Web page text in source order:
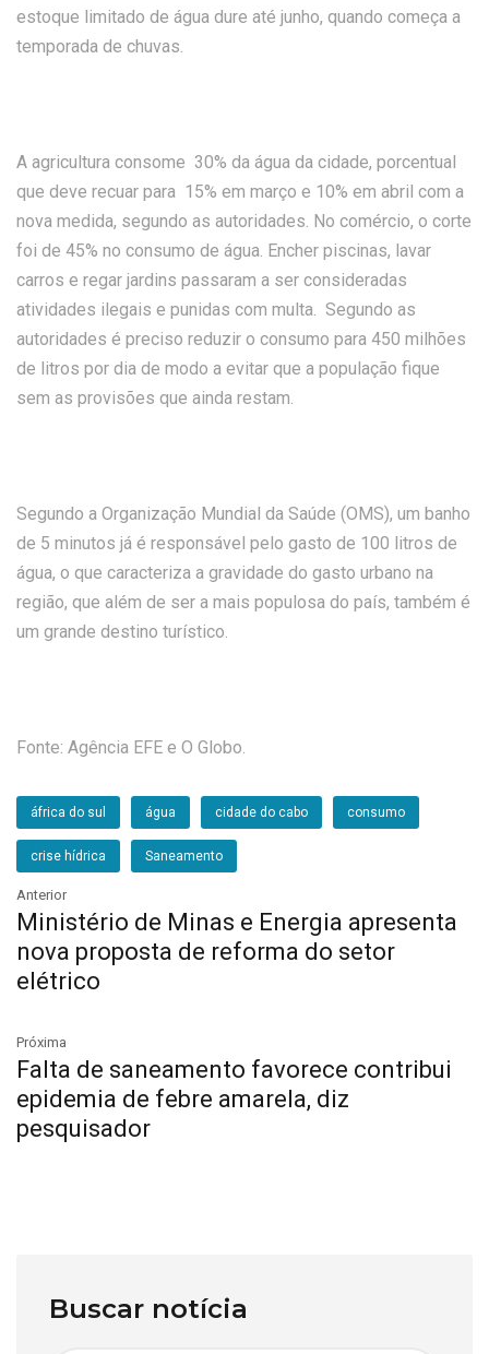
estoque limitado de água dure até junho, quando começa a
temporada de chuvas.
A agricultura consome 30% da água da cidade, porcentual
que deve recuar para 15% em março e 10% em abril com a
nova medida, segundo as autoridades. No comércio, o corte
foi de 45% no consumo de água. Encher piscinas, lavar
carros e regar jardins passaram a ser consideradas
atividades ilegais e punidas com multa. Segundo as
autoridades é preciso reduzir o consumo para 450 milhões
de litros por dia de modo a evitar que a população fique
sem as provisões que ainda restam.
Segundo a Organização Mundial da Saúde (OMS), um banho
de 5 minutos já é responsável pelo gasto de 100 litros de
água, o que caracteriza a gravidade do gasto urbano na
região, que além de ser a mais populosa do país, também é
um grande destino turístico.
Fonte: Agência EFE e O Globo.
áfrica do sul água cidade do cabo consumo
crise hídrica Saneamento
Anterior
Ministério de Minas e Energia apresenta
nova proposta de reforma do setor
elétrico
Próxima
Falta de saneamento favorece contribui
epidemia de febre amarela, diz
pesquisador
Buscar notícia